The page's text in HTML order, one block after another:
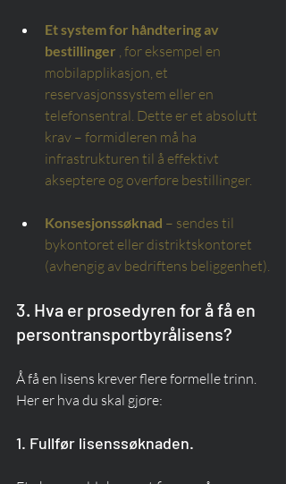
Et system for håndtering av
bestillinger , for eksempel en
mobilapplikasjon, et
reservasjonssystem eller en
telefonsentral. Dette er et absolutt
krav – formidleren må ha
infrastrukturen til å effektivt
akseptere og overføre bestillinger.
Konsesjonssøknad – sendes til
bykontoret eller distriktskontoret
(avhengig av bedriftens beliggenhet).
3. Hva er prosedyren for å få en
persontransportbyrålisens?
Å få en lisens krever flere formelle trinn.
Her er hva du skal gjøre:
1. Fullfør lisenssøknaden.